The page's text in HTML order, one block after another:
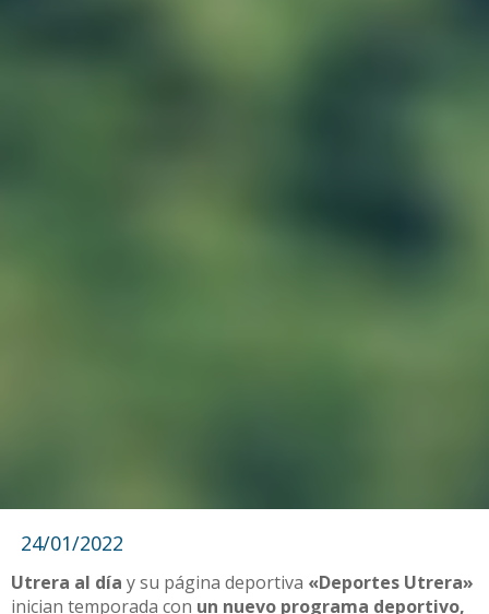
24/01/2022
Utrera al día y su página deportiva «Deportes Utrera»
inician temporada con un nuevo programa deportivo,